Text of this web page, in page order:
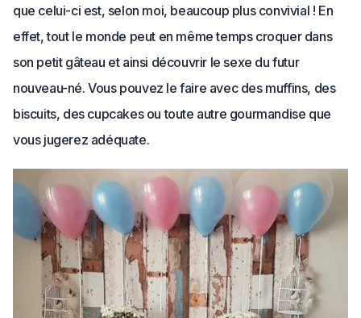
que celui-ci est, selon moi, beaucoup plus convivial ! En
effet, tout le monde peut en même temps croquer dans
son petit gâteau et ainsi découvrir le sexe du futur
nouveau-né. Vous pouvez le faire avec des muffins, des
biscuits, des cupcakes ou toute autre gourmandise que
vous jugerez adéquate.